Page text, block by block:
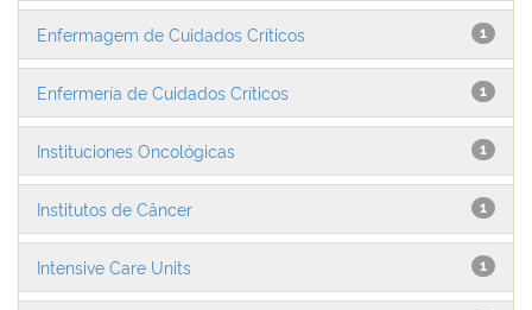
1
Enfermagem de Cuidados Críticos
1
Enfermería de Cuidados Críticos
1
Instituciones Oncológicas
1
Institutos de Câncer
1
Intensive Care Units